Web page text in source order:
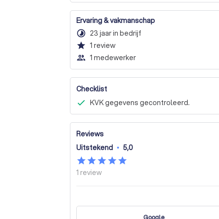
Ervaring & vakmanschap
timelapse 23 jaar in bedrijf
star 1 review
people_outline 1 medewerker
Checklist
KVK gegevens gecontroleerd.
Reviews
Uitstekend • 5,0
1 review
Google